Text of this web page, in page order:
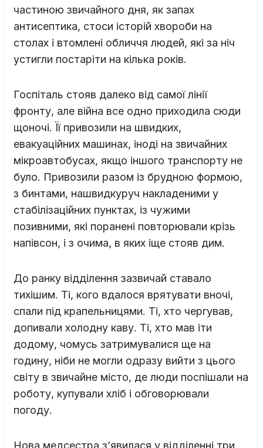
частиною звичайного дня, як запах
антисептика, стоси історій хвороби на
столах і втомлені обличчя людей, які за ніч
устигли постаріти на кілька років.
Госпіталь стояв далеко від самої лінії
фронту, але війна все одно приходила сюди
щоночі. Її привозили на швидких,
евакуаційних машинах, іноді на звичайних
мікроавтобусах, якщо іншого транспорту не
було. Привозили разом із брудною формою,
з бинтами, нашвидкуруч накладеними у
стабілізаційних пунктах, із чужими
позивними, які поранені повторювали крізь
напівсон, і з очима, в яких іще стояв дим.
До ранку відділення зазвичай ставало
тихішим. Ті, кого вдалося врятувати вночі,
спали під крапельницями. Ті, хто чергував,
допивали холодну каву. Ті, хто мав іти
додому, чомусь затримувалися ще на
годину, ніби не могли одразу вийти з цього
світу в звичайне місто, де люди поспішали на
роботу, купували хліб і обговорювали
погоду.
Нова медсестра з’явилася у відділенні три